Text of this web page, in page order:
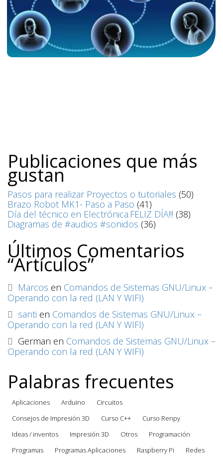
Publicaciones que más
gustan
Pasos para realizar Proyectos o tutoriales (50)
Brazo Robot MK1- Paso a Paso (41)
Día del técnico en Electrónica.FELIZ DÍA!!! (38)
Diagramas de #audios #sonidos (36)
Últimos Comentarios
“Artículos”
Marcos en Comandos de Sistemas GNU/Linux –
Operando con la red (LAN Y WIFI)
santi en Comandos de Sistemas GNU/Linux –
Operando con la red (LAN Y WIFI)
German en Comandos de Sistemas GNU/Linux –
Operando con la red (LAN Y WIFI)
Palabras frecuentes
Aplicaciones Arduino
Circuitos
Consejos de Impresión 3D
Curso C++
Curso Renpy
Ideas / inventos
Impresión 3D Otros
Programación
Programas
Programas Aplicaciones Raspberry Pi Redes